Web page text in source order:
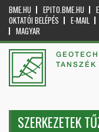
BME.HU EPITO.BME.HU
OKTATÓI BELÉPÉS
E-MAIL
MAGYAR
TANSZÉK
SZERKEZETEK